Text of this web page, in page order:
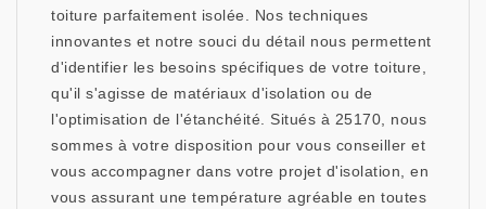
toiture parfaitement isolée. Nos techniques
innovantes et notre souci du détail nous permettent
d'identifier les besoins spécifiques de votre toiture,
qu'il s'agisse de matériaux d'isolation ou de
l'optimisation de l'étanchéité. Situés à 25170, nous
sommes à votre disposition pour vous conseiller et
vous accompagner dans votre projet d'isolation, en
vous assurant une température agréable en toutes